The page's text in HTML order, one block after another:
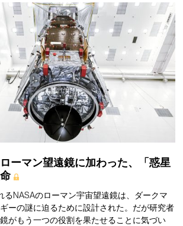
ーマン望遠鏡に加わった、「惑星
るNASAのローマン宇宙望遠鏡は、ダークマ
ーの謎に迫るために設計された。だが研究者
がもう一つの役割を果たせることに気づい